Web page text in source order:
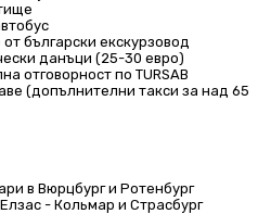
български екскурзовод
данъци (25-30 евро)
отговорност по TURSAB
(допълнителни такси за над 65
в Вюрцбург и Ротенбург
- Кольмар и Страсбург